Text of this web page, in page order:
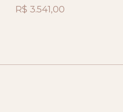
R$ 3.541,00